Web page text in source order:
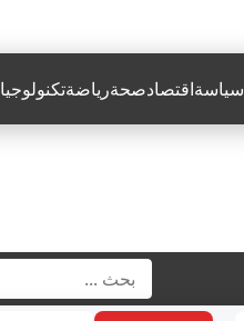
سياسةاقتصادصحةرياضةتكنولوجيا